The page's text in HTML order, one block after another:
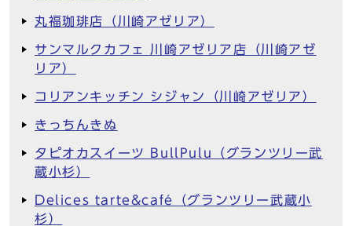
丸福珈琲店（川崎アゼリア）
サンマルクカフェ 川崎アゼリア店（川崎アゼ
リア）
コリアンキッチン シジャン（川崎アゼリア）
きっちんきぬ
タピオカスイーツ BullPulu（グランツリー武
蔵小杉）
Delices tarte&café（グランツリー武蔵小
杉）